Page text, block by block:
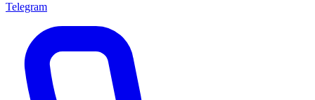
Telegram